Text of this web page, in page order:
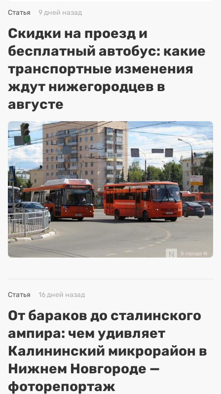
Статья 9 дней назад
Скидки на проезд и
бесплатный автобус: какие
транспортные изменения
ждут нижегородцев в
августе
Статья 16 дней назад
От бараков до сталинского
ампира: чем удивляет
Калининский микрорайон в
Нижнем Новгороде —
фоторепортаж